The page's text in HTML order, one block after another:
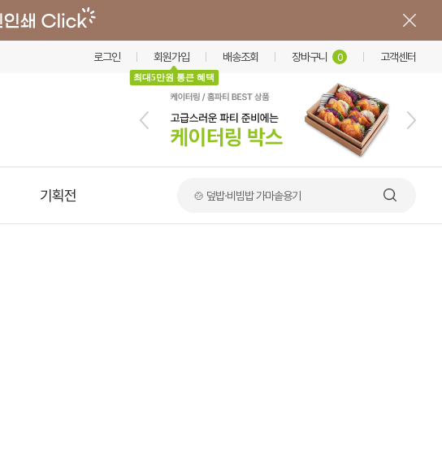
로그인 회원가입
최대5만원 통큰 혜택
배송조회 장바구니 0 고객센터
기획전 🍲 덮밥·비빔밥 가마솥용기